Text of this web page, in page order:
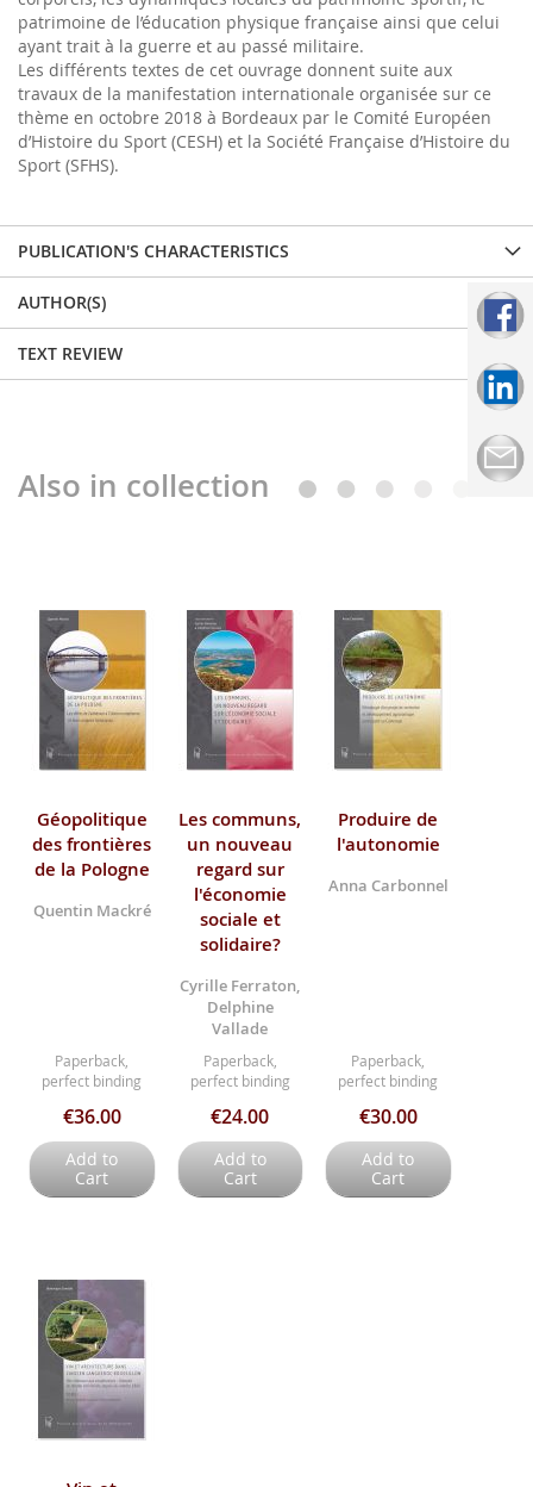
patrimoine de l’éducation physique française ainsi que celui
ayant trait à la guerre et au passé militaire.
Les différents textes de cet ouvrage donnent suite aux
travaux de la manifestation internationale organisée sur ce
thème en octobre 2018 à Bordeaux par le Comité Européen
d’Histoire du Sport (CESH) et la Société Française d’Histoire du
Sport (SFHS).
PUBLICATION'S CHARACTERISTICS
AUTHOR(S)
TEXT REVIEW
Also in collection
Géopolitique
des frontières
de la Pologne
Quentin Mackré
Paperback,
perfect binding
€36.00
Add to
Cart
Les communs,
un nouveau
regard sur
l'économie
sociale et
solidaire?
Cyrille Ferraton,
Delphine
Vallade
Paperback,
perfect binding
€24.00
Add to
Cart
Produire de
l'autonomie
Anna Carbonnel
Paperback,
perfect binding
€30.00
Add to
Cart